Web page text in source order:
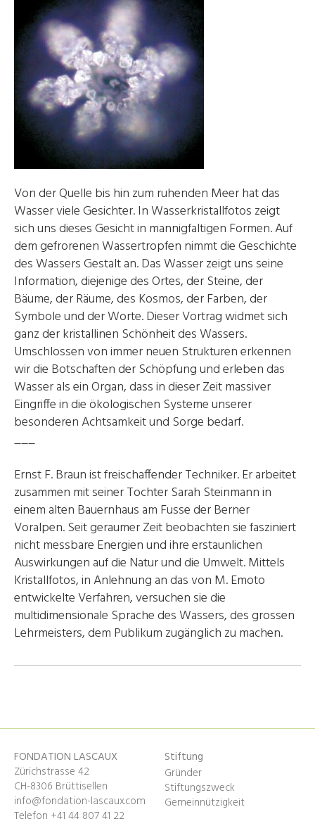
Von der Quelle bis hin zum ruhenden Meer hat das
Wasser viele Gesichter. In Wasserkristallfotos zeigt
sich uns dieses Gesicht in mannigfaltigen Formen. Auf
dem gefrorenen Wassertropfen nimmt die Geschichte
des Wassers Gestalt an. Das Wasser zeigt uns seine
Information, diejenige des Ortes, der Steine, der
Bäume, der Räume, des Kosmos, der Farben, der
Symbole und der Worte. Dieser Vortrag widmet sich
ganz der kristallinen Schönheit des Wassers.
Umschlossen von immer neuen Strukturen erkennen
wir die Botschaften der Schöpfung und erleben das
Wasser als ein Organ, dass in dieser Zeit massiver
Eingriffe in die ökologischen Systeme unserer
besonderen Achtsamkeit und Sorge bedarf.
___
Ernst F. Braun ist freischaffender Techniker. Er arbeitet
zusammen mit seiner Tochter Sarah Steinmann in
einem alten Bauernhaus am Fusse der Berner
Voralpen. Seit geraumer Zeit beobachten sie fasziniert
nicht messbare Energien und ihre erstaunlichen
Auswirkungen auf die Natur und die Umwelt. Mittels
Kristallfotos, in Anlehnung an das von M. Emoto
entwickelte Verfahren, versuchen sie die
multidimensionale Sprache des Wassers, des grossen
Lehrmeisters, dem Publikum zugänglich zu machen.
FONDATION LASCAUX
Zürichstrasse 42
CH-8306 Brüttisellen
info@fondation-lascaux.com
Telefon +41 44 807 41 22
Stiftung
Gründer
Stiftungszweck
Gemeinnützigkeit